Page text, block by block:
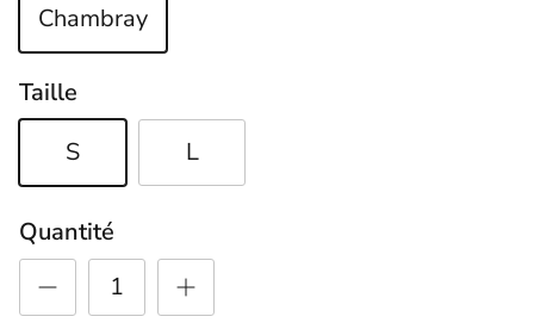
Chambray
Taille
S
L
Quantité